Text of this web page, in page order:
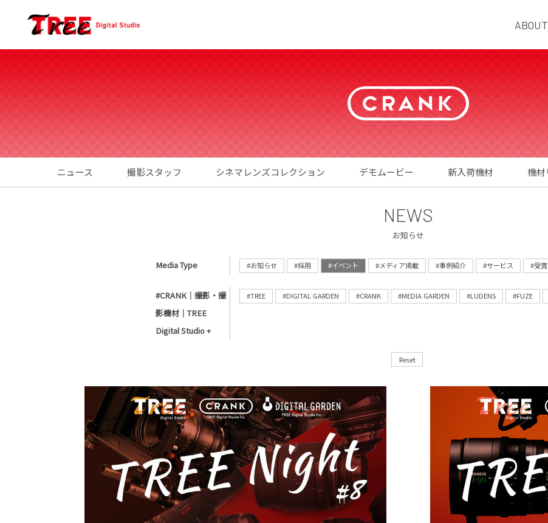
ニュース 撮影スタッフ シネマレンズコレクション デモムービー 新入荷機材 機材
NEWS
お知らせ
Media Type #お知らせ #採用 #イベント #メディア掲載 #事例紹介 #サービス #受賞
#CRANK｜撮影・撮
影機材｜TREE
Digital Studio +
#TREE #DIGITAL GARDEN #CRANK #MEDIA GARDEN #LUDENS #FUZE
Reset